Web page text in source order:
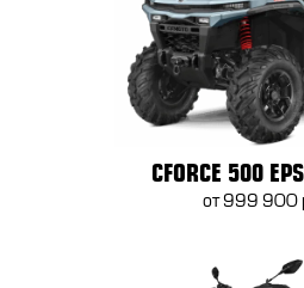
CFORCE 500
от 999 900